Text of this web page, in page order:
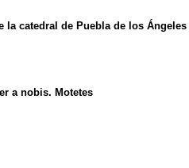
la catedral de Puebla de los Ángeles
a nobis. Motetes